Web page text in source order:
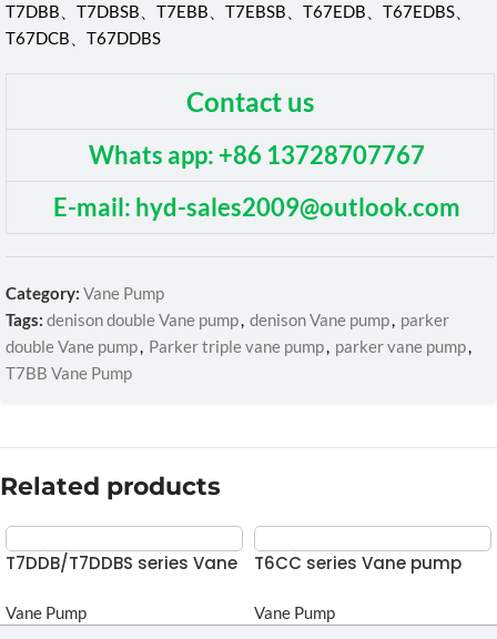
T7DBB、T7DBSB、T7EBB、T7EBSB、T67EDB、T67EDBS、
T67DCB、T67DDBS
Contact us
Whats app: +86 13728707767
E-mail: hyd-sales2009@outlook.com
Category: Vane Pump
Tags: denison double Vane pump, denison Vane pump, parker
double Vane pump, Parker triple vane pump, parker vane pump,
T7BB Vane Pump
Related products
T7DDB/T7DDBS series Vane
Vane Pump
T6CC series Vane pump
Vane Pump